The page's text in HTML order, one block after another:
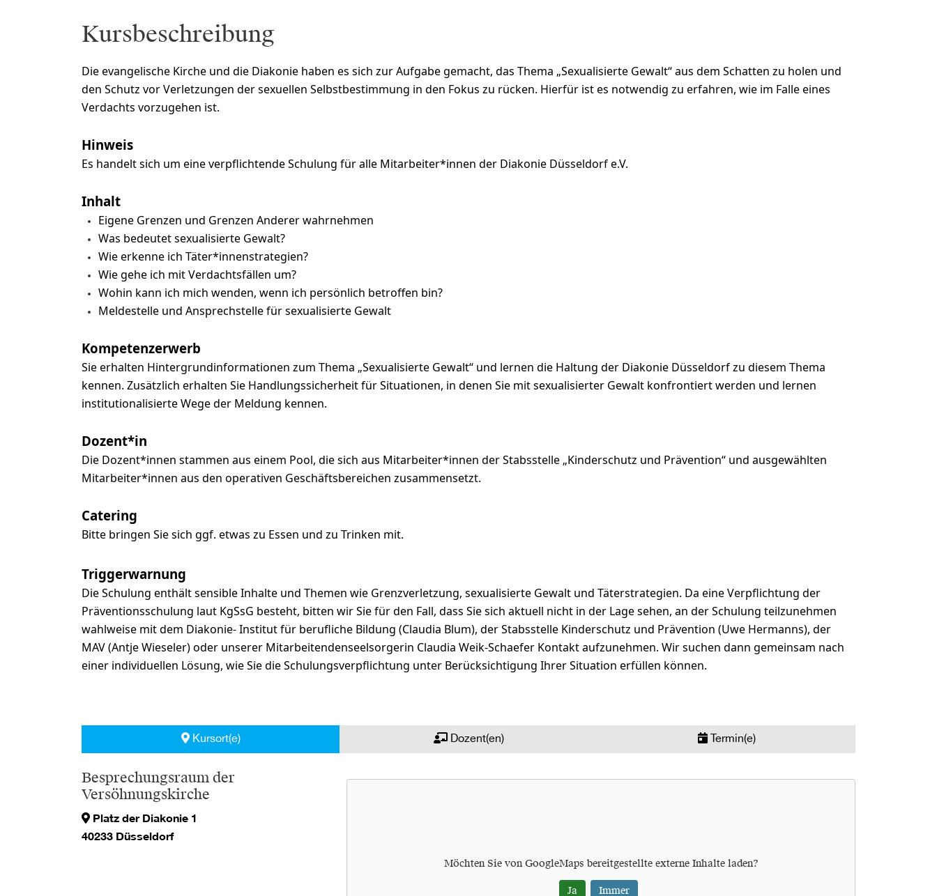
Kursbeschreibung
Die evangelische Kirche und die Diakonie haben es sich zur Aufgabe gemacht, das Thema „Sexualisierte Gewalt“ aus dem Schatten zu holen und
den Schutz vor Verletzungen der sexuellen Selbstbestimmung in den Fokus zu rücken. Hierfür ist es notwendig zu erfahren, wie im Falle eines
Verdachts vorzugehen ist.
Hinweis
Es handelt sich um eine verpflichtende Schulung für alle Mitarbeiter*innen der Diakonie Düsseldorf e.V.
Inhalt
Eigene Grenzen und Grenzen Anderer wahrnehmen
Was bedeutet sexualisierte Gewalt?
Wie erkenne ich Täter*innenstrategien?
Wie gehe ich mit Verdachtsfällen um?
Wohin kann ich mich wenden, wenn ich persönlich betroffen bin?
Meldestelle und Ansprechstelle für sexualisierte Gewalt
Kompetenzerwerb
Sie erhalten Hintergrundinformationen zum Thema „Sexualisierte Gewalt“ und lernen die Haltung der Diakonie Düsseldorf zu diesem Thema
kennen. Zusätzlich erhalten Sie Handlungssicherheit für Situationen, in denen Sie mit sexualisierter Gewalt konfrontiert werden und lernen
institutionalisierte Wege der Meldung kennen.
Dozent*in
Die Dozent*innen stammen aus einem Pool, die sich aus Mitarbeiter*innen der Stabsstelle „Kinderschutz und Prävention“ und ausgewählten
Mitarbeiter*innen aus den operativen Geschäftsbereichen zusammensetzt.
Catering
Bitte bringen Sie sich ggf. etwas zu Essen und zu Trinken mit.
Triggerwarnung
Die Schulung enthält sensible Inhalte und Themen wie Grenzverletzung, sexualisierte Gewalt und Täterstrategien. Da eine Verpflichtung der
Präventionsschulung laut KgSsG besteht, bitten wir Sie für den Fall, dass Sie sich aktuell nicht in der Lage sehen, an der Schulung teilzunehmen
wahlweise mit dem Diakonie- Institut für berufliche Bildung (Claudia Blum), der Stabsstelle Kinderschutz und Prävention (Uwe Hermanns), der
MAV (Antje Wieseler) oder unserer Mitarbeitendenseelsorgerin Claudia Weik-Schaefer Kontakt aufzunehmen. Wir suchen dann gemeinsam nach
einer individuellen Lösung, wie Sie die Schulungsverpflichtung unter Berücksichtigung Ihrer Situation erfüllen können.
Kursort(e) Dozent(en) Termin(e)
Besprechungsraum der
Versöhnungskirche
Platz der Diakonie 1
40233 Düsseldorf
Möchten Sie von GoogleMaps bereitgestellte externe Inhalte laden?
Ja Immer